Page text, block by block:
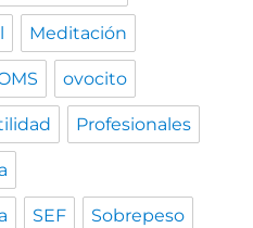
Meditación
ovocito
Profesionales
SEF Sobrepeso